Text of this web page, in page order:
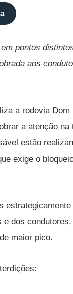
pontos
aos
a rodovia
a atenção
estão
exige o
dos
maior pico.